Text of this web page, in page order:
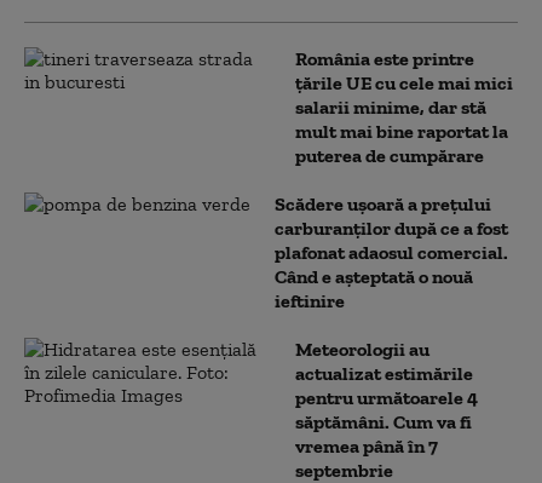
România este printre
țările UE cu cele mai mici
salarii minime, dar stă
mult mai bine raportat la
puterea de cumpărare
Scădere ușoară a prețului
carburanților după ce a fost
plafonat adaosul comercial.
Când e așteptată o nouă
ieftinire
Meteorologii au
actualizat estimările
pentru următoarele 4
săptămâni. Cum va fi
vremea până în 7
septembrie